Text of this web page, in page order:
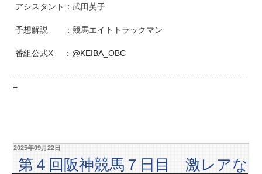
アシスタント：武田英子
予想解説 ：競馬エイトトラックマン
番組公式X ： @KEIBA_OBC
==================================================
=
2025年09月22日
第４回阪神競馬７日目 激レアな